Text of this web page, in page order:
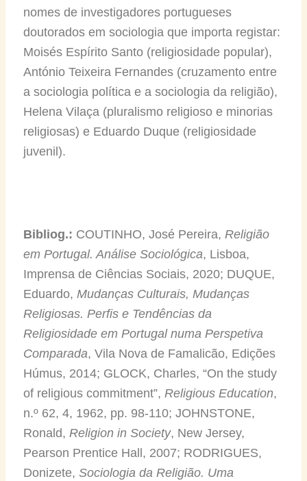
nomes de investigadores portugueses
doutorados em sociologia que importa registar:
Moisés Espírito Santo (religiosidade popular),
António Teixeira Fernandes (cruzamento entre
a sociologia política e a sociologia da religião),
Helena Vilaça (pluralismo religioso e minorias
religiosas) e Eduardo Duque (religiosidade
juvenil).
Bibliog.: COUTINHO, José Pereira, Religião
em Portugal. Análise Sociológica, Lisboa,
Imprensa de Ciências Sociais, 2020; DUQUE,
Eduardo, Mudanças Culturais, Mudanças
Religiosas. Perfis e Tendências da
Religiosidade em Portugal numa Perspetiva
Comparada, Vila Nova de Famalicão, Edições
Húmus, 2014; GLOCK, Charles, “On the study
of religious commitment”, Religious Education,
n.º 62, 4, 1962, pp. 98-110; JOHNSTONE,
Ronald, Religion in Society, New Jersey,
Pearson Prentice Hall, 2007; RODRIGUES,
Donizete, Sociologia da Religião. Uma